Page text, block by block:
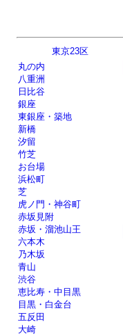
東京23区
丸の内
八重洲
日比谷
銀座
東銀座・築地
新橋
汐留
竹芝
お台場
浜松町
芝
虎ノ門・神谷町
赤坂見附
赤坂・溜池山王
六本木
乃木坂
青山
渋谷
恵比寿・中目黒
目黒・白金台
五反田
大崎